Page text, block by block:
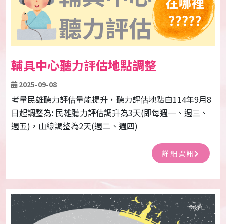
輔具中心聽力評估地點調整
2025-09-08
考量民雄聽力評估量能提升，聽力評估地點自114年9月8
日起調整為: 民雄聽力評估調升為3天(即每週一、週三、
週五)，山線調整為2天(週二、週四)
詳細資訊